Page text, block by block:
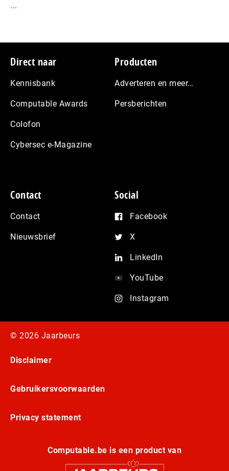
...
Footer
Direct naar
Kennisbank
Computable Awards
Colofon
Cybersec e-Magazine
Producten
Adverteren en meer…
Persberichten
Contact
Contact
Nieuwsbrief
Social
Facebook
X
LinkedIn
YouTube
Instagram
© 2026 Jaarbeurs
Disclaimer
Gebruikersvoorwaarden
Privacy statement
Computable.be is een product van